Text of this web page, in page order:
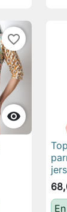

favorite_border